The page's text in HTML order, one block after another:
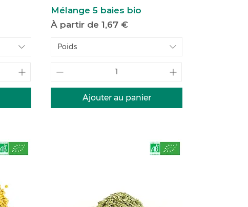
Mélange 5 baies bio
À partir de 1,67 €
Prix promotionnel
Poids
Ajouter au panier